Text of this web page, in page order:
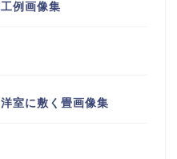
例画像集
室に敷く畳画像集